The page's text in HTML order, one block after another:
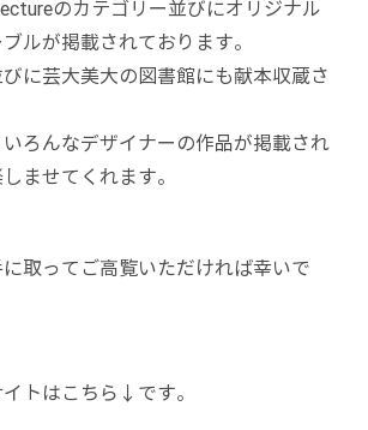
のカテゴリー並びにオリジナル
ルが掲載されております。
に芸大美大の図書館にも献本収蔵さ
ろんなデザイナーの作品が掲載され
ませてくれます。
取ってご高覧いただければ幸いで
トはこちら↓です。